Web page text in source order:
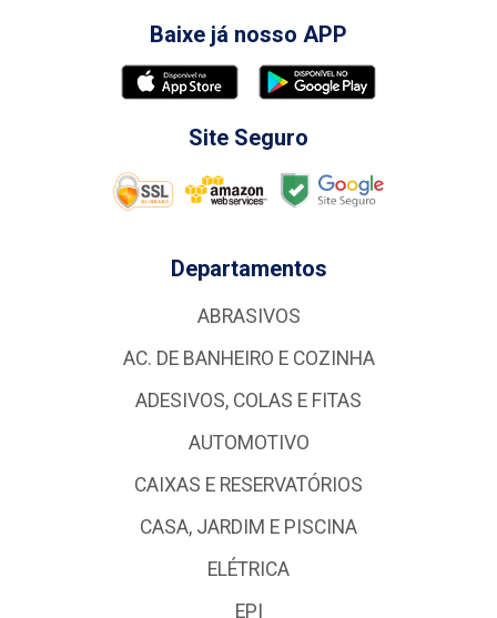
Baixe já nosso APP
Site Seguro
Departamentos
ABRASIVOS
AC. DE BANHEIRO E COZINHA
ADESIVOS, COLAS E FITAS
AUTOMOTIVO
CAIXAS E RESERVATÓRIOS
CASA, JARDIM E PISCINA
ELÉTRICA
EPI